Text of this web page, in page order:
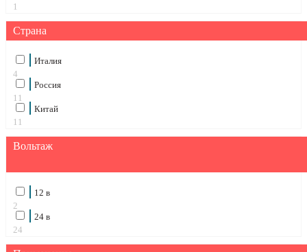
1
Страна
Италия
4
Россия
11
Китай
11
Вольтаж
12 в
2
24 в
24